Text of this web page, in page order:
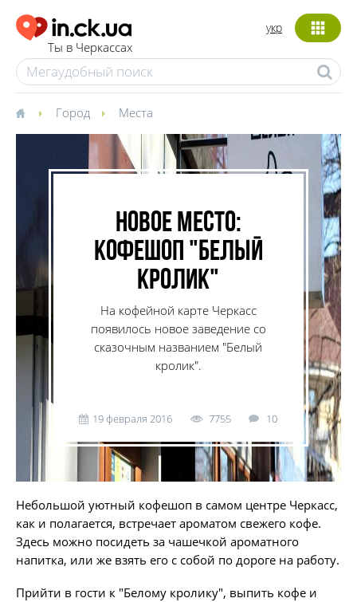
Ты в Черкассах
укр
Город Места
Новое место:
кофешоп "Белый
кролик"
На кофейной карте Черкасс
появилось новое заведение со
сказочным названием "Белый
кролик".
19 февраля 2016 7755 10
Небольшой уютный кофешоп в самом центре Черкасс,
как и полагается, встречает ароматом свежего кофе.
Здесь можно посидеть за чашечкой ароматного
напитка, или же взять его с собой по дороге на работу.
Прийти в гости к "Белому кролику", выпить кофе и